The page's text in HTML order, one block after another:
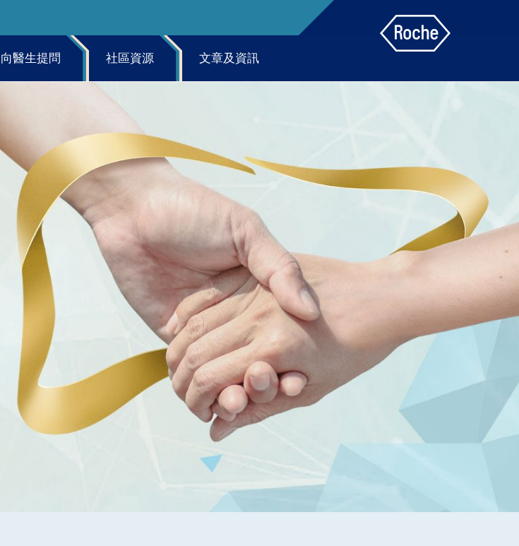
向醫生提問 社區資源 文章及資訊